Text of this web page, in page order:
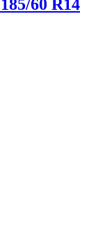
185/60 R14